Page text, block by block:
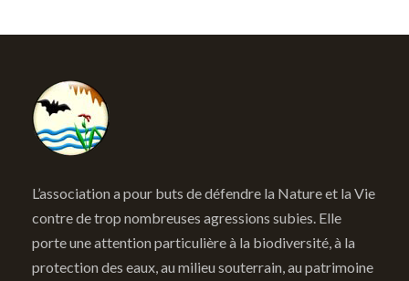
L’association a pour buts de défendre la Nature et la Vie
contre de trop nombreuses agressions subies. Elle
porte une attention particulière à la biodiversité, à la
protection des eaux, au milieu souterrain, au patrimoine